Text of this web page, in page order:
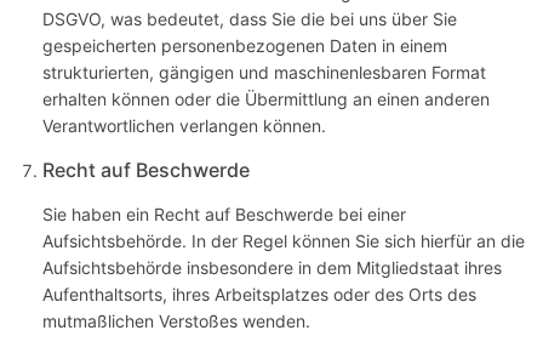
DSGVO, was bedeutet, dass Sie die bei uns über Sie
gespeicherten personenbezogenen Daten in einem
strukturierten, gängigen und maschinenlesbaren Format
erhalten können oder die Übermittlung an einen anderen
Verantwortlichen verlangen können.
Recht auf Beschwerde
Sie haben ein Recht auf Beschwerde bei einer
Aufsichtsbehörde. In der Regel können Sie sich hierfür an die
Aufsichtsbehörde insbesondere in dem Mitgliedstaat ihres
Aufenthaltsorts, ihres Arbeitsplatzes oder des Orts des
mutmaßlichen Verstoßes wenden.